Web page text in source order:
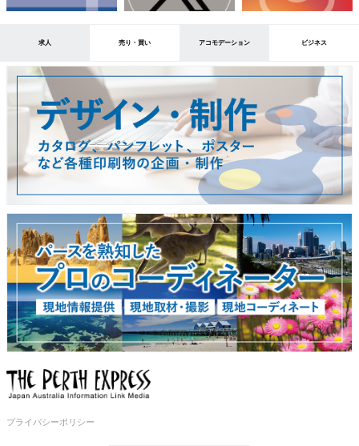
求人 売り・買い アコモデーション ビジネス
プライバシーポリシー